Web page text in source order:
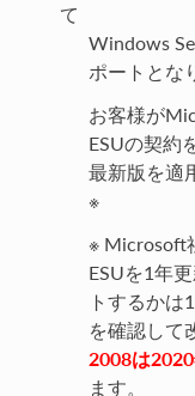
て
Windows
ポートとな
お客様が
ESUの契約
最新版を適
※
※ Microsoft
ESUを1年
トするか
を確認して
2008は
ます。